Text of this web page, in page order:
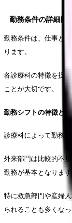
勤務条件の詳細比較
勤務条件は、仕事と
ります。
各診療科の特徴を捉
ことが大切です。
勤務シフトの特徴と生
診療科によって勤務
外来部門は比較的不
勤務が基本となります
特に救急部門や産婦
られることも多くなっ